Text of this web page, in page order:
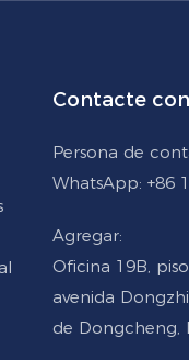
Contacte
Persona de
WhatsApp: +86
Agregar:
Oficina 19B,
avenida
de Dongcheng,